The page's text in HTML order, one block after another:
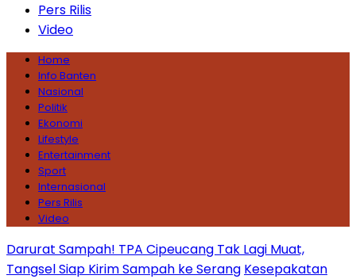
Pers Rilis
Video
Home
Info Banten
Nasional
Politik
Ekonomi
Lifestyle
Entertainment
Sport
Internasional
Pers Rilis
Video
Darurat Sampah! TPA Cipeucang Tak Lagi Muat,
Tangsel Siap Kirim Sampah ke Serang Kesepakatan